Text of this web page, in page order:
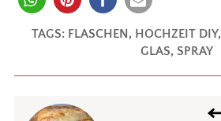
TAGS: FLASCHEN, HOCHZEIT DIY,
GLAS, SPRAY